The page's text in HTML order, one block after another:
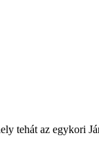
tehát az egykori